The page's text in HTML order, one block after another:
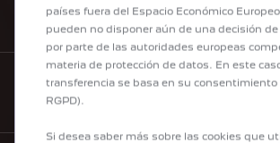
SOLICITAR CATÁLOGO
SOLICITAR TEST DRIVE
países fuera del Espacio Económico
pueden no disponer aún de una decisión de
por parte de las autoridades europeas
materia de protección de datos. En este
transferencia se basa en su consentimiento
RGPD).
Si desea saber más sobre las cookies que